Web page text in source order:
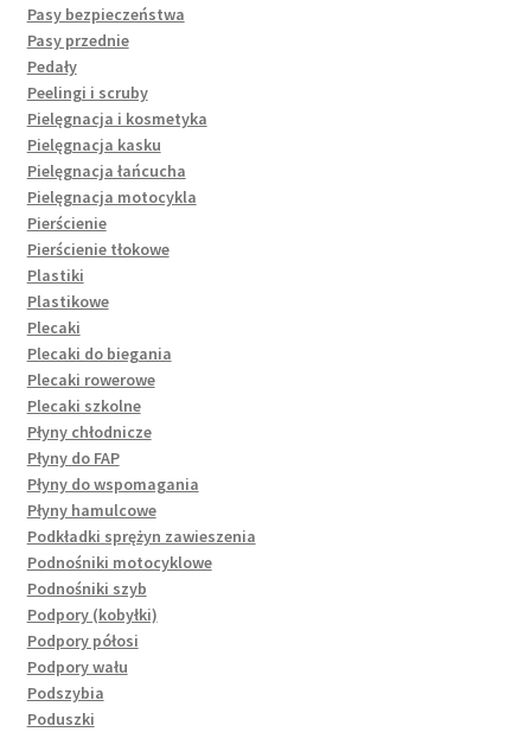
Pasy bezpieczeństwa
Pasy przednie
Pedały
Peelingi i scruby
Pielęgnacja i kosmetyka
Pielęgnacja kasku
Pielęgnacja łańcucha
Pielęgnacja motocykla
Pierścienie
Pierścienie tłokowe
Plastiki
Plastikowe
Plecaki
Plecaki do biegania
Plecaki rowerowe
Plecaki szkolne
Płyny chłodnicze
Płyny do FAP
Płyny do wspomagania
Płyny hamulcowe
Podkładki sprężyn zawieszenia
Podnośniki motocyklowe
Podnośniki szyb
Podpory (kobyłki)
Podpory półosi
Podpory wału
Podszybia
Poduszki